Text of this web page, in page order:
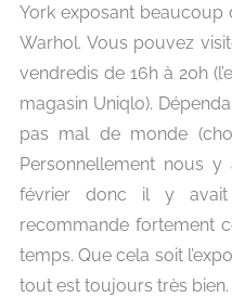
York exposant beaucoup
Warhol. Vous pouvez
vendredis de 16h à 20h
magasin Uniqlo).
pas mal de monde
Personnellement nous
février donc il y
recommande fortement
temps. Que cela soit
tout est toujours très bien.